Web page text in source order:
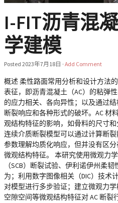
I-FIT沥青混
学建模
Posted 2023年7月18日 · Add Comment
概述 柔性路面常用分析和设计方法
表征，即沥青混凝土（AC）的粘弹
的应力相关、各向异性；以及通过
断裂响应和各种形式的破坏。AC 材
观结构特征的影响，如骨料的尺寸
连续介质断裂模型可以通过计算断
参数理解均质化响应，但并没有区
微观结构特征。 本研究使用微观力
（SCB）断裂试验、伊利诺伊州柔
为；利用数字图像相关（DIC）技术
对模型进行多步验证；建立微观力
空隙空间等微观结构特征对 AC 断